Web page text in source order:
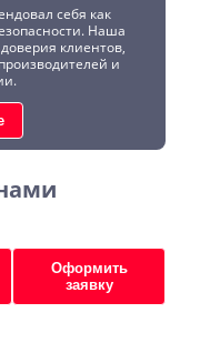
себя как
Наша
клиентов,
и
Оформить
заявку